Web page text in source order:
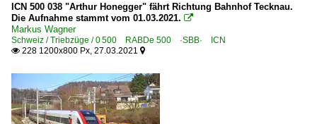
ICN 500 038 "Arthur Honegger" fährt Richtung Bahnhof Tecknau.
Die Aufnahme stammt vom 01.03.2021. 
Markus Wagner
Schweiz / Triebzüge / 0 500 RABDe 500 ·SBB· ICN
 228 1200x800 Px, 27.03.2021 